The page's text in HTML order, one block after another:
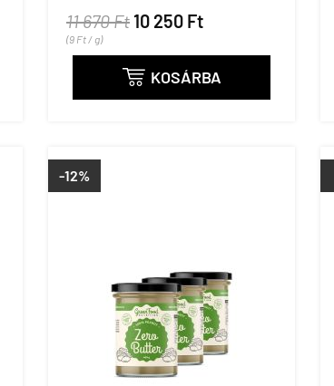
11 670 Ft 10 250 Ft
(9 Ft / g)
 KOSÁRBA
-12%